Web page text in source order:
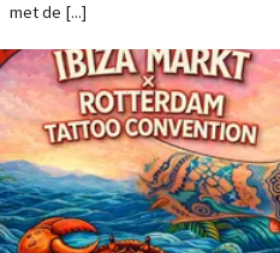
met de [...]